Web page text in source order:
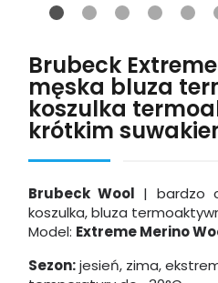
Brubeck
męska bluza
koszulka
krótkim
Brubeck Wool | bardzo
koszulka, bluza
Model: Extreme Merino
Sezon:jesień, zima,